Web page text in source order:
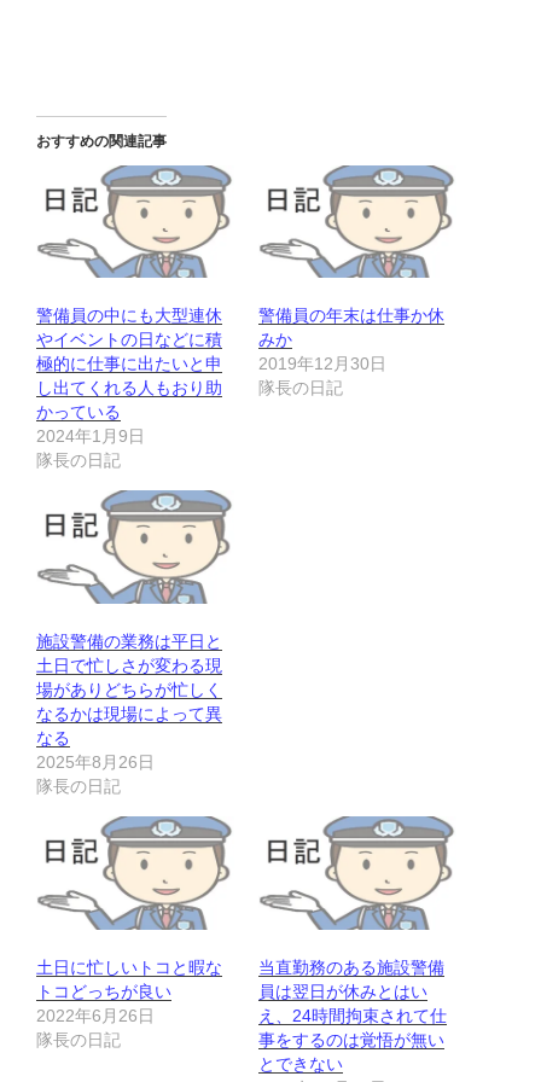
おすすめの関連記事
警備員の中にも大型連休
やイベントの日などに積
極的に仕事に出たいと申
し出てくれる人もおり助
かっている
2024年1月9日
隊長の日記
警備員の年末は仕事か休
みか
2019年12月30日
隊長の日記
施設警備の業務は平日と
土日で忙しさが変わる現
場がありどちらが忙しく
なるかは現場によって異
なる
2025年8月26日
隊長の日記
土日に忙しいトコと暇な
トコどっちが良い
2022年6月26日
隊長の日記
当直勤務のある施設警備
員は翌日が休みとはい
え、24時間拘束されて仕
事をするのは覚悟が無い
とできない